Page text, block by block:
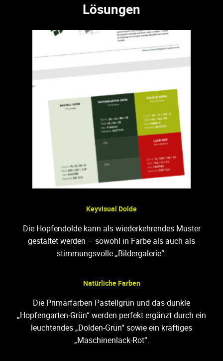
Lösungen
Keyvisual Dolde
Die Hopfendolde kann als wiederkehrendes Muster
gestaltet werden – sowohl in Farbe als auch als
stimmungsvolle „Bildergalerie“.
Natürliche Farben
Die Primärfarben Pastellgrün und das dunkle
„Hopfengarten-Grün“ werden perfekt ergänzt durch ein
leuchtendes „Dolden-Grün“ sowie ein kräftiges
„Maschinenlack-Rot“.